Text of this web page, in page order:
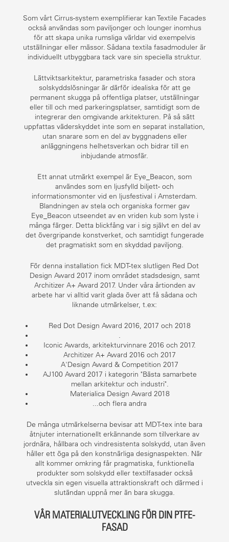
Som vårt Cirrus-system exemplifierar kan Textile Facades
också användas som paviljonger och lounger inomhus
för att skapa unika rumsliga världar vid exempelvis
utställningar eller mässor. Sådana textila fasadmoduler är
individuellt utbyggbara tack vare sin speciella struktur.
Lättviktsarkitektur, parametriska fasader och stora
solskyddslösningar är därför idealiska för att ge
permanent skugga på offentliga platser, utställningar
eller till och med parkeringsplatser, samtidigt som de
integrerar den omgivande arkitekturen. På så sätt
uppfattas väderskyddet inte som en separat installation,
utan snarare som en del av byggnadens eller
anläggningens helhetsverkan och bidrar till en
inbjudande atmosfär.
Ett annat utmärkt exempel är Eye_Beacon, som
användes som en ljusfylld biljett- och
informationsmonter vid en ljusfestival i Amsterdam.
Blandningen av stela och organiska former gav
Eye_Beacon utseendet av en vriden kub som lyste i
många färger. Detta blickfång var i sig självt en del av
det övergripande konstverket, och samtidigt fungerade
det pragmatiskt som en skyddad paviljong.
För denna installation fick MDT-tex slutligen Red Dot
Design Award 2017 inom området stadsdesign, samt
Architizer A+ Award 2017. Under våra årtionden av
arbete har vi alltid varit glada över att få sådana och
liknande utmärkelser, t.ex:
Red Dot Design Award 2016, 2017 och 2018
.
Iconic Awards, arkitekturvinnare 2016 och 2017.
Architizer A+ Award 2016 och 2017
A'Design Award & Competition 2017
AJ100 Award 2017 i kategorin "Bästa samarbete
mellan arkitektur och industri".
Materialica Design Award 2018
...och flera andra
De många utmärkelserna bevisar att MDT-tex inte bara
åtnjuter internationellt erkännande som tillverkare av
jordnära, hållbara och vindresistenta solskydd, utan även
håller ett öga på den konstnärliga designaspekten. När
allt kommer omkring får pragmatiska, funktionella
produkter som solskydd eller textilfasader också
utveckla sin egen visuella attraktionskraft och därmed i
slutändan uppnå mer än bara skugga.
VÅR MATERIALUTVECKLING FÖR DIN PTFE-
FASAD